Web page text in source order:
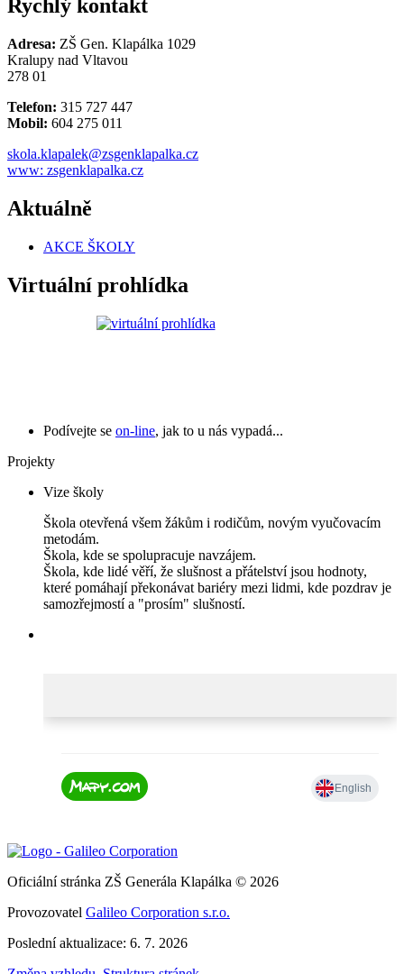
Rychlý kontakt
Adresa: ZŠ Gen. Klapálka 1029
Kralupy nad Vltavou
278 01
Telefon: 315 727 447
Mobil: 604 275 011
skola.klapalek@zsgenklapalka.cz
www: zsgenklapalka.cz
Aktuálně
AKCE ŠKOLY
Virtuální prohlídka
Podívejte se on-line, jak to u nás vypadá...
Projekty
Vize školy
Škola otevřená všem žákům i rodičům, novým vyučovacím
metodám.
Škola, kde se spolupracuje navzájem.
Škola, kde lidé věří, že slušnost a přátelství jsou hodnoty,
které pomáhají překonávat bariéry mezi lidmi, kde pozdrav je
samozřejmostí a "prosím" slušností.
Oficiální stránka ZŠ Generála Klapálka © 2026
Provozovatel Galileo Corporation s.r.o.
Poslední aktualizace: 6. 7. 2026